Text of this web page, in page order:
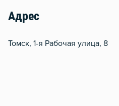
Адрес
Томск, 1-я Рабочая улица, 8